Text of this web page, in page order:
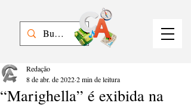
“Marighella” é exibida na
Redação
8 de abr. de 20222 min de leitura